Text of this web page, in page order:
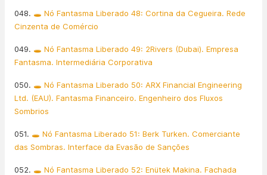
048. 🕳️ Nó Fantasma Liberado 48: Cortina da Cegueira. Rede
Cinzenta de Comércio
049. 🕳️ Nó Fantasma Liberado 49: 2Rivers (Dubai). Empresa
Fantasma. Intermediária Corporativa
050. 🕳️ Nó Fantasma Liberado 50: ARX Financial Engineering
Ltd. (EAU). Fantasma Financeiro. Engenheiro dos Fluxos
Sombrios
051. 🕳️ Nó Fantasma Liberado 51: Berk Turken. Comerciante
das Sombras. Interface da Evasão de Sanções
052. 🕳️ Nó Fantasma Liberado 52: Enütek Makina. Fachada